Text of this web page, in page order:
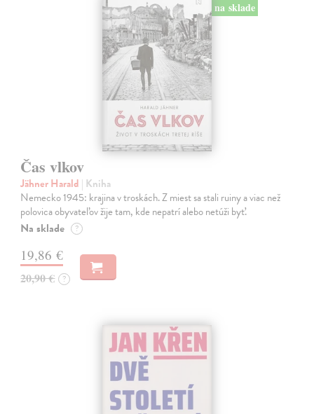
na sklade
Čas vlkov
Jähner Harald | Kniha
Nemecko 1945: krajina v troskách. Z miest sa stali ruiny a viac než
polovica obyvateľov žije tam, kde nepatrí alebo netúži byť.
Na sklade ?
19,86 €
20,90 € ?